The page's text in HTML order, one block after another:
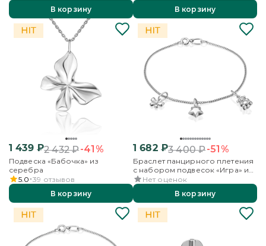
В корзину
В корзину
1 439₽2 432₽-41%
Подвеска «Бабочка» из
серебра
5.0 39 отзывов
В корзину
1 682₽3 400₽-51%
Браслет панцирного плетения
с набором подвесок «Игра» из
серебра
Нет оценок
В корзину